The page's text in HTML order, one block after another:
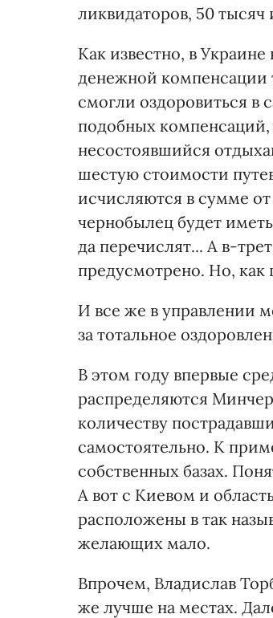
ликвидаторов, 50
Как известно, в
денежной компенсации
смогли оздоровиться в
подобных
несостоявшийся
шестую стоимости
исчисляются в сумме
чернобылец будет
да перечислят... А в-
предусмотрено. Но, как
И все же в управлении
за тотальное
В этом году впервые
распределяются
количеству
самостоятельно. К
собственных базах.
А вот с Киевом и
расположены в так
желающих мало.
Впрочем, Владислав
же лучше на местах.